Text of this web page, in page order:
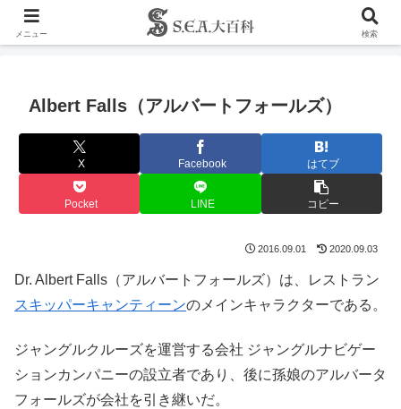
Albert Falls（アルバートフォールズ）
X Facebook はてブ
Pocket LINE コピー
2016.09.01 2020.09.03
Dr. Albert Falls（アルバートフォールズ）は、レストラン
スキッパーキャンティーンのメインキャラクターである。
ジャングルクルーズを運営する会社 ジャングルナビゲー
ションカンパニーの設立者であり、後に孫娘のアルバータ
フォールズが会社を引き継いだ。
メニュー 検索